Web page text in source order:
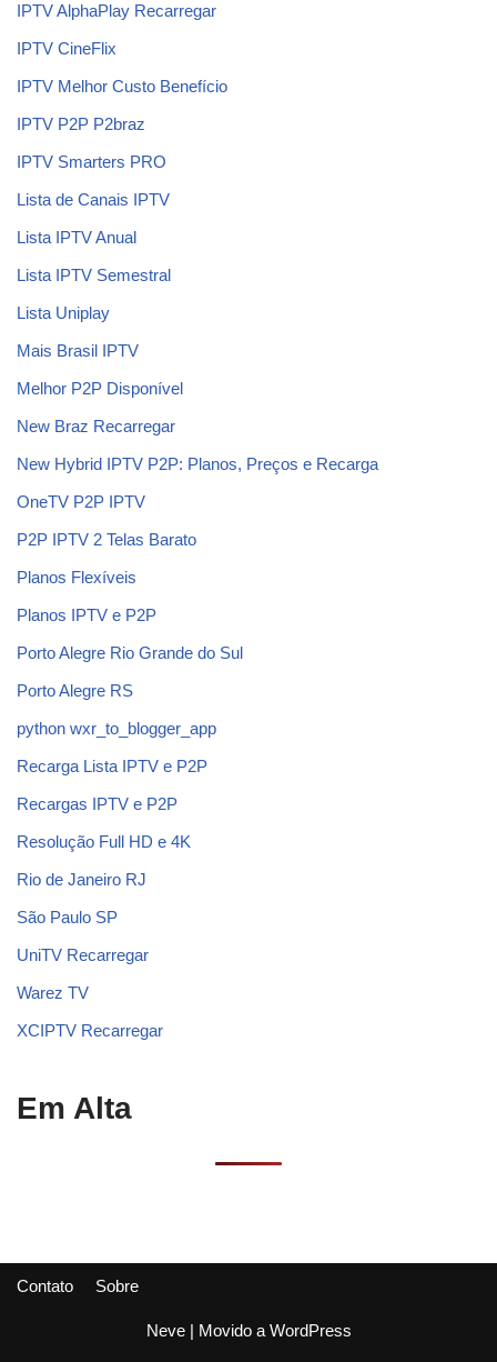
IPTV AlphaPlay Recarregar
IPTV CineFlix
IPTV Melhor Custo Benefício
IPTV P2P P2braz
IPTV Smarters PRO
Lista de Canais IPTV
Lista IPTV Anual
Lista IPTV Semestral
Lista Uniplay
Mais Brasil IPTV
Melhor P2P Disponível
New Braz Recarregar
New Hybrid IPTV P2P: Planos, Preços e Recarga
OneTV P2P IPTV
P2P IPTV 2 Telas Barato
Planos Flexíveis
Planos IPTV e P2P
Porto Alegre Rio Grande do Sul
Porto Alegre RS
python wxr_to_blogger_app
Recarga Lista IPTV e P2P
Recargas IPTV e P2P
Resolução Full HD e 4K
Rio de Janeiro RJ
São Paulo SP
UniTV Recarregar
Warez TV
XCIPTV Recarregar
Em Alta
Contato Sobre
Neve| Movido a WordPress